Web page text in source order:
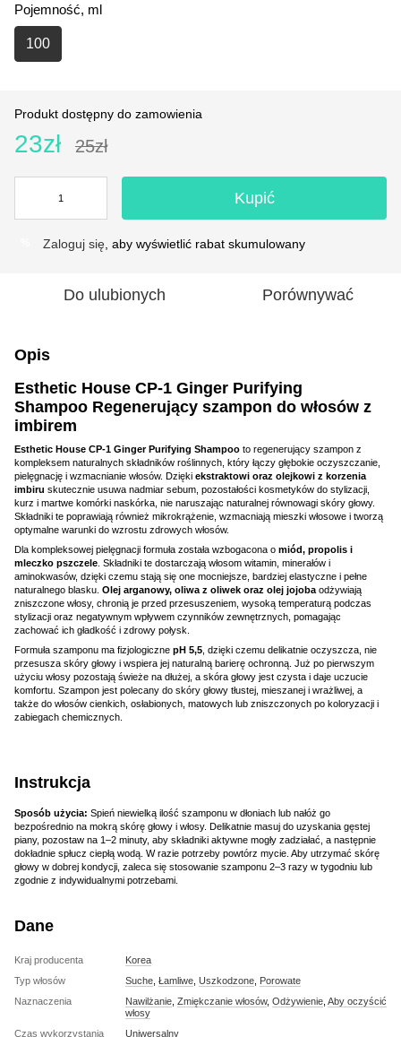
Pojemność, ml
100
Produkt dostępny do zamowienia
23zł 25zł
Kupić
Zaloguj się , aby wyświetlić rabat skumulowany
Do ulubionych Porównywać
Opis
Esthetic House CP-1 Ginger Purifying
Shampoo Regenerujący szampon do włosów z
imbirem
Esthetic House CP-1 Ginger Purifying Shampoo to regenerujący szampon z
kompleksem naturalnych składników roślinnych, który łączy głębokie oczyszczanie,
pielęgnację i wzmacnianie włosów. Dzięki ekstraktowi oraz olejkowi z korzenia
imbiru skutecznie usuwa nadmiar sebum, pozostałości kosmetyków do stylizacji,
kurz i martwe komórki naskórka, nie naruszając naturalnej równowagi skóry głowy.
Składniki te poprawiają również mikrokrążenie, wzmacniają mieszki włosowe i tworzą
optymalne warunki do wzrostu zdrowych włosów.
Dla kompleksowej pielęgnacji formuła została wzbogacona o miód, propolis i
mleczko pszczele . Składniki te dostarczają włosom witamin, minerałów i
aminokwasów, dzięki czemu stają się one mocniejsze, bardziej elastyczne i pełne
naturalnego blasku. Olej arganowy, oliwa z oliwek oraz olej jojoba odżywiają
zniszczone włosy, chronią je przed przesuszeniem, wysoką temperaturą podczas
stylizacji oraz negatywnym wpływem czynników zewnętrznych, pomagając
zachować ich gładkość i zdrowy połysk.
Formuła szamponu ma fizjologiczne pH 5,5 , dzięki czemu delikatnie oczyszcza, nie
przesusza skóry głowy i wspiera jej naturalną barierę ochronną. Już po pierwszym
użyciu włosy pozostają świeże na dłużej, a skóra głowy jest czysta i daje uczucie
komfortu. Szampon jest polecany do skóry głowy tłustej, mieszanej i wrażliwej, a
także do włosów cienkich, osłabionych, matowych lub zniszczonych po koloryzacji i
zabiegach chemicznych.
Instrukcja
Sposób użycia: Spień niewielką ilość szamponu w dłoniach lub nałóż go
bezpośrednio na mokrą skórę głowy i włosy. Delikatnie masuj do uzyskania gęstej
piany, pozostaw na 1–2 minuty, aby składniki aktywne mogły zadziałać, a następnie
dokładnie spłucz ciepłą wodą. W razie potrzeby powtórz mycie. Aby utrzymać skórę
głowy w dobrej kondycji, zaleca się stosowanie szamponu 2–3 razy w tygodniu lub
zgodnie z indywidualnymi potrzebami.
Dane
Kraj producenta
Korea
Typ włosów
Suche Łamliwe Uszkodzone Porowate
Naznaczenia
Nawilżanie Zmiękczanie włosów, Odżywienie Aby oczyścić
włosy
Czas wykorzystania
Uniwersalny